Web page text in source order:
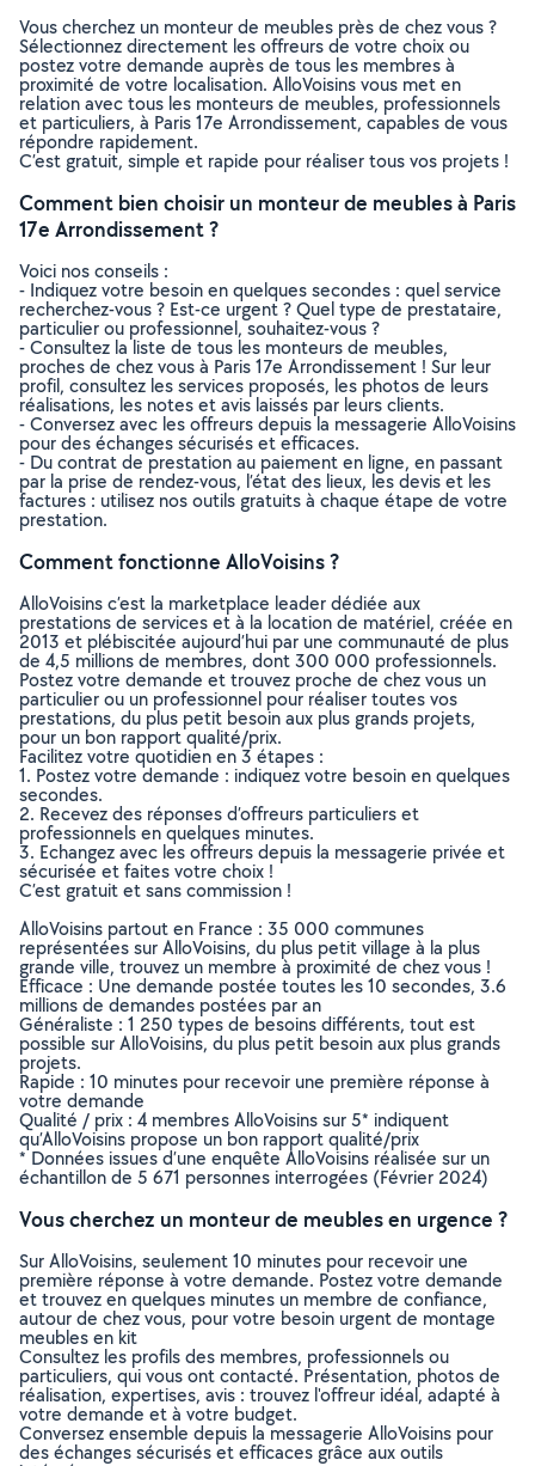
Vous cherchez un monteur de meubles près de chez vous ?
Sélectionnez directement les offreurs de votre choix ou
postez votre demande auprès de tous les membres à
proximité de votre localisation. AlloVoisins vous met en
relation avec tous les monteurs de meubles, professionnels
et particuliers, à Paris 17e Arrondissement, capables de vous
répondre rapidement.
C’est gratuit, simple et rapide pour réaliser tous vos projets !
Comment bien choisir un monteur de meubles à Paris
17e Arrondissement ?
Voici nos conseils :
- Indiquez votre besoin en quelques secondes : quel service
recherchez-vous ? Est-ce urgent ? Quel type de prestataire,
particulier ou professionnel, souhaitez-vous ?
- Consultez la liste de tous les monteurs de meubles,
proches de chez vous à Paris 17e Arrondissement ! Sur leur
profil, consultez les services proposés, les photos de leurs
réalisations, les notes et avis laissés par leurs clients.
- Conversez avec les offreurs depuis la messagerie AlloVoisins
pour des échanges sécurisés et efficaces.
- Du contrat de prestation au paiement en ligne, en passant
par la prise de rendez-vous, l’état des lieux, les devis et les
factures : utilisez nos outils gratuits à chaque étape de votre
prestation.
Comment fonctionne AlloVoisins ?
AlloVoisins c’est la marketplace leader dédiée aux
prestations de services et à la location de matériel, créée en
2013 et plébiscitée aujourd’hui par une communauté de plus
de 4,5 millions de membres, dont 300 000 professionnels.
Postez votre demande et trouvez proche de chez vous un
particulier ou un professionnel pour réaliser toutes vos
prestations, du plus petit besoin aux plus grands projets,
pour un bon rapport qualité/prix.
Facilitez votre quotidien en 3 étapes :
1. Postez votre demande : indiquez votre besoin en quelques
secondes.
2. Recevez des réponses d’offreurs particuliers et
professionnels en quelques minutes.
3. Echangez avec les offreurs depuis la messagerie privée et
sécurisée et faites votre choix !
C’est gratuit et sans commission !
AlloVoisins partout en France : 35 000 communes
représentées sur AlloVoisins, du plus petit village à la plus
grande ville, trouvez un membre à proximité de chez vous !
Efficace : Une demande postée toutes les 10 secondes, 3.6
millions de demandes postées par an
Généraliste : 1 250 types de besoins différents, tout est
possible sur AlloVoisins, du plus petit besoin aux plus grands
projets.
Rapide : 10 minutes pour recevoir une première réponse à
votre demande
Qualité / prix : 4 membres AlloVoisins sur 5* indiquent
qu’AlloVoisins propose un bon rapport qualité/prix
* Données issues d’une enquête AlloVoisins réalisée sur un
échantillon de 5 671 personnes interrogées (Février 2024)
Vous cherchez un monteur de meubles en urgence ?
Sur AlloVoisins, seulement 10 minutes pour recevoir une
première réponse à votre demande. Postez votre demande
et trouvez en quelques minutes un membre de confiance,
autour de chez vous, pour votre besoin urgent de montage
meubles en kit
Consultez les profils des membres, professionnels ou
particuliers, qui vous ont contacté. Présentation, photos de
réalisation, expertises, avis : trouvez l'offreur idéal, adapté à
votre demande et à votre budget.
Conversez ensemble depuis la messagerie AlloVoisins pour
des échanges sécurisés et efficaces grâce aux outils